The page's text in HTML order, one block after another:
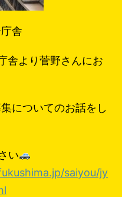
舎
舎より菅野さんにお
についてのお話をし
い
saiyou/jy